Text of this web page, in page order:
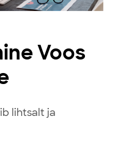
Voos
lihtsalt ja